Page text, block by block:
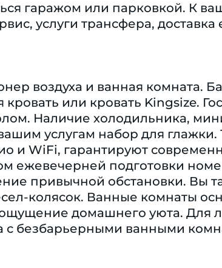
гаражом или парковкой. К
услуги трансфера,
воздуха и ванная комната.
кровать или кровать Kingsize.
Наличие холодильника,
услугам набор для глажки.
и WiFi, гарантируют
ежевечерней подготовки
привычной обстановки. Вы
колясок. Ванные комнаты
ощущение домашнего уюта. Для
с безбарьерными ванными